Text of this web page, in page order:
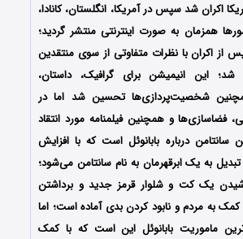
اکران شد سپس در آمریکا، انگلستان، کانادا،
همزمان به صورت اینترنتی منتشر گردید؛
از اکران با نظرات متفاوتی از سوی منتقدین
شد؛ این انیمیشن برای گرافیک، داستان،
شخصیت‌پردازی‌ها تحسین شد اما در
فضاسازی‌ها و همچنین فیلمنامه مورد انتقاد
سانتامن درباره بابانوئل است که با افزایش
به یک ابرقهرمان به نام سانتامن می‌شود؛
یک کت و شلوار قرمز جدید و برداشتن
کمک به مردم و نابود کردن بدی آماده است؛ اما
ماموریت بابانوئل این است که با کمک